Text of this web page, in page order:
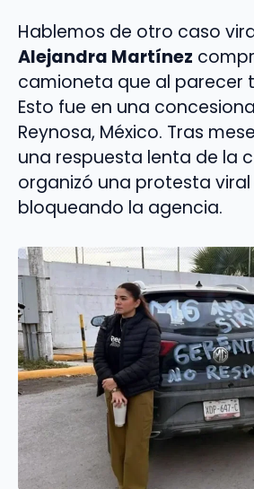
Hablemos de otro caso
Alejandra Martínez
camioneta que al parecer
Esto fue en una
Reynosa, México. Tras
una respuesta lenta de la
organizó una protesta viral
bloqueando la agencia.